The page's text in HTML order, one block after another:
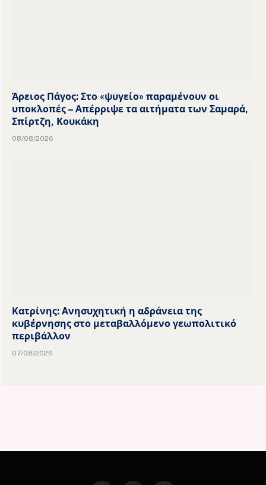
Άρειος Πάγος: Στο «ψυγείο» παραμένουν οι
υποκλοπές – Απέρριψε τα αιτήματα των Σαμαρά,
Σπίρτζη, Κουκάκη
08/08/2026
Κατρίνης: Ανησυχητική η αδράνεια της
κυβέρνησης στο μεταβαλλόμενο γεωπολιτικό
περιβάλλον
07/08/2026